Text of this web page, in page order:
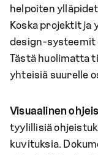
helpoiten
Koska projektit ja
design-systeemit
Tästä huolimatta
yhteisiä suurelle
Visuaalinen
tyylillisiä
kuvituksia.